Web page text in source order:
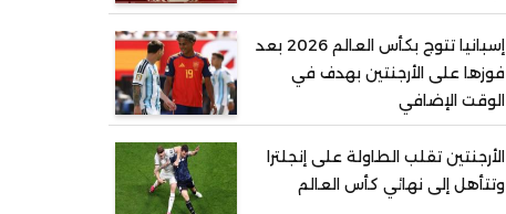
إسبانيا تتوج بكأس العالم 2026 بعد
فوزها على الأرجنتين بهدف في
الوقت الإضافي
الأرجنتين تقلب الطاولة على إنجلترا
وتتأهل إلى نهائي كأس العالم